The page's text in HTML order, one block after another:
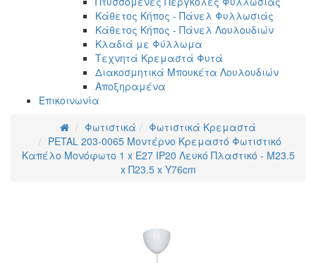
Κάθετος Κήπος - Πάνελ Φυλλωσιάς
Κάθετος Κήπος - Πάνελ Λουλουδιών
Κλαδιά με Φύλλωμα
Τεχνητά Κρεμαστά Φυτά
Διακοσμητικά Μπουκέτα Λουλουδιών
Αποξηραμένα
Επικοινωνία
Φωτιστικά
Φωτιστικά Κρεμαστά
PETAL 203-0065 Μοντέρνο Κρεμαστό Φωτιστικό
Καπέλο Μονόφωτο 1 x E27 IP20 Λευκό Πλαστικό - Μ23.5
x Π23.5 x Υ76cm